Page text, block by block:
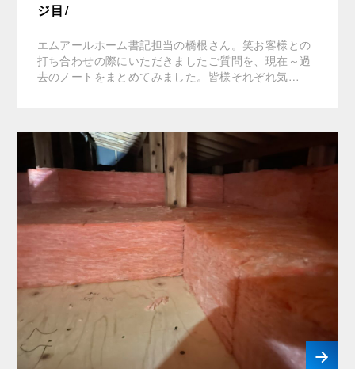
ジ目/
エムアールホーム書記担当の橋根さん。笑お客様との
打ち合わせの際にいただきましたご質問を、現在～過
去のノートをまとめてみました。皆様それぞれ気…